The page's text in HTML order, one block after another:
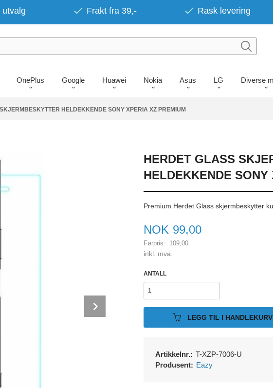
utvalg Frakt fra 39,- Rask levering
OnePlus Google Huawei Nokia Asus LG Diverse
HELDEKKENDE SONY XPERIA XZ PREMIUM
HERDET GLASS
HELDEKKENDE SONY
Premium Herdet Glass skjermbeskytter
Tilbud
NOK 99,00
Førpris: 109,00
Rabatt
inkl. mva.
ANTALL
LEGG TIL I
Artikkelnr.: T-XZP-7006-U
Produsent: Eazy